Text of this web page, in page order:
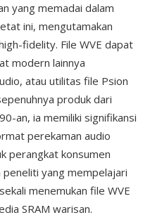
yang memadai dalam
ini, mengutamakan
fidelity. File WVE dapat
modern lainnya
atau utilitas file Psion
produk dari
an, ia memiliki signifikansi
perekaman audio
perangkat konsumen
yang mempelajari
menemukan file WVE
SRAM warisan.